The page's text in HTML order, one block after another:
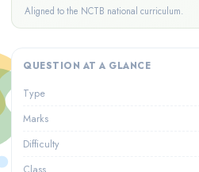
Aligned to the NCTB national curriculum.
QUESTION AT A GLANCE
Type
Marks
Difficulty